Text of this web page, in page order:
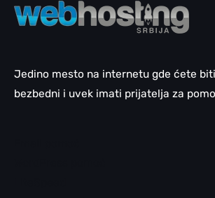
Jedino mesto na internetu gde ćete
bezbedni i uvek imati prijatelja za